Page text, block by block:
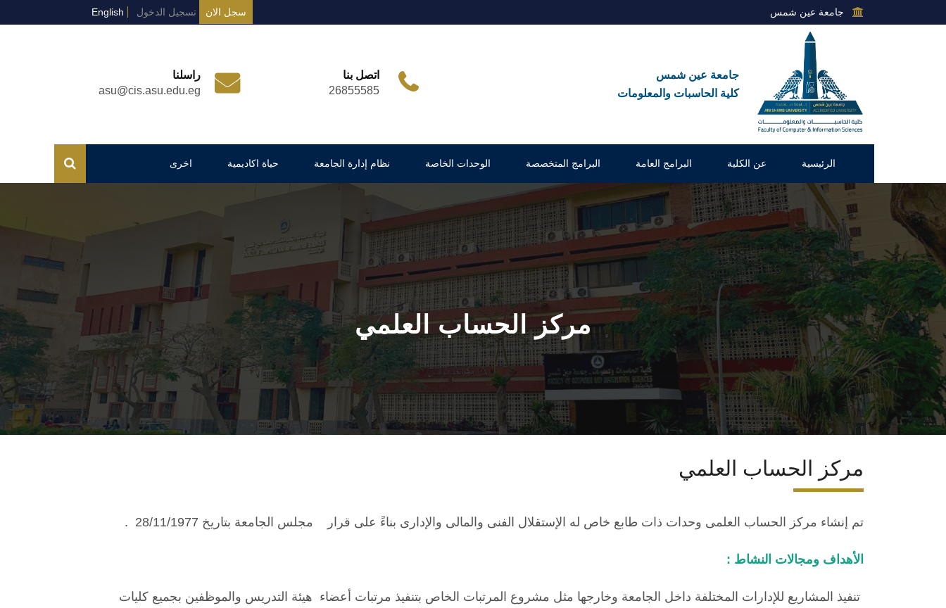
جامعة عين شمس سجل الان تسجيل الدخول English
جامعة عين شمس
كلية الحاسبات والمعلومات
اتصل بنا
26855585
راسلنا
asu@cis.asu.edu.eg
الرئيسية عن الكلية البرامج العامة البرامج المتخصصة الوحدات الخاصة نظام إدارة الجامعة حياة اكاديمية اخرى
مركز الحساب العلمي
مركز الحساب العلمي
تم إنشاء مركز الحساب العلمى وحدات ذات طابع خاص له الإستقلال الفنى والمالى والإدارى بناءً على قرار مجلس الجامعة بتاريخ 28/11/1977 .
الأهداف ومجالات النشاط :
تنفيذ المشاريع للإدارات المختلفة داخل الجامعة وخارجها مثل مشروع المرتبات الخاص بتنفيذ مرتبات أعضاء هيئة التدريس والموظفين بجميع كليات